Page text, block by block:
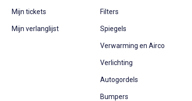
Mijn tickets
Mijn verlanglijst
Filters
Spiegels
Verwarming en Airco
Verlichting
Autogordels
Bumpers